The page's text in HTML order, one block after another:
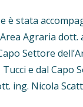
è stata
Agraria dott.
Settore
e dal Capo
ing. Nicola